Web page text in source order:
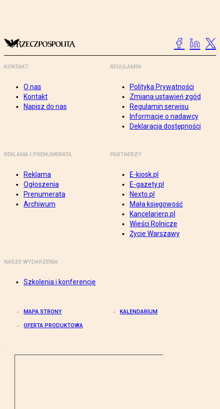
KONTAKT
O nas
Kontakt
Napisz do nas
REGULAMIN
Polityka Prywatności
Zmiana ustawień zgód
Regulamin serwisu
Informacje o nadawcy
Deklaracja dostępności
REKLAMA I PRENUMERATA
Reklama
Ogłoszenia
Prenumerata
Archiwum
PARTNERZY
E-kiosk.pl
E-gazety.pl
Nexto.pl
Mała księgowość
Kancelarierp.pl
Wieści Rolnicze
Życie Warszawy
NASZE WYDARZENIA
Szkolenia i konferencje
MAPA STRONY KALENDARIUM
OFERTA PRODUKTOWA